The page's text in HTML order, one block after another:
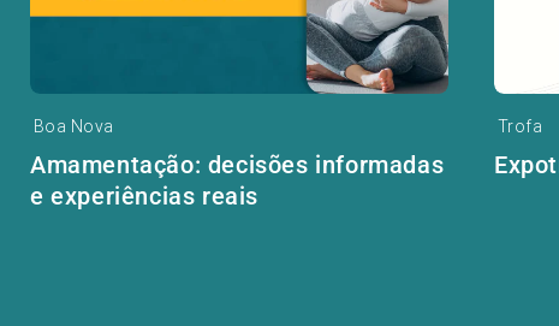
Boa Nova
Amamentação: decisões informadas
e experiências reais
Trofa